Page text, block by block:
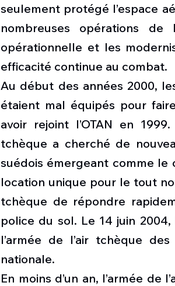
seulement protégé l’espace
nombreuses opérations de
opérationnelle et les
efficacité continue au combat.
Au début des années 2000,
étaient mal équipés pour
avoir rejoint l’OTAN en
tchèque a cherché de
suédois émergeant comme le
location unique pour le tout
tchèque de répondre
police du sol. Le 14 juin
l’armée de l’air tchèque
nationale.
En moins d’un an, l’armée